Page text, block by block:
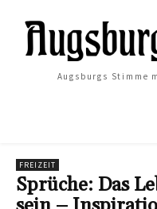
Augsburgs Stimme
FREIZEIT
Sprüche: Das